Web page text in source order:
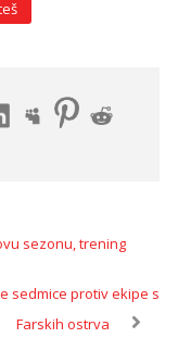
sezonu, trening
sedmice protiv ekipe s
Farskih ostrva